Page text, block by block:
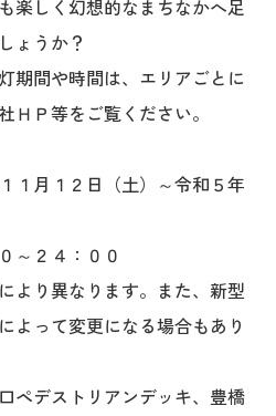
楽しく幻想的なまちなかへ足
ょうか？
期間や時間は、エリアごとに
ＨＰ等をご覧ください。
月１２日（土）～令和５年
２４：００
より異なります。また、新型
よって変更になる場合もあり
デストリアンデッキ、豊橋